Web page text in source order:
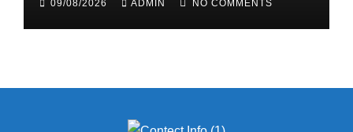
09/08/2026 ADMIN NO COMMENTS